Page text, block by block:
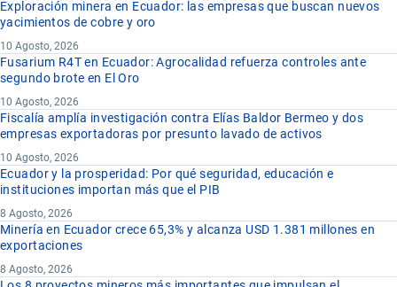
Exploración minera en Ecuador: las empresas que buscan nuevos
yacimientos de cobre y oro
10 Agosto, 2026
Fusarium R4T en Ecuador: Agrocalidad refuerza controles ante
segundo brote en El Oro
10 Agosto, 2026
Fiscalía amplía investigación contra Elías Baldor Bermeo y dos
empresas exportadoras por presunto lavado de activos
10 Agosto, 2026
Ecuador y la prosperidad: Por qué seguridad, educación e
instituciones importan más que el PIB
8 Agosto, 2026
Minería en Ecuador crece 65,3% y alcanza USD 1.381 millones en
exportaciones
8 Agosto, 2026